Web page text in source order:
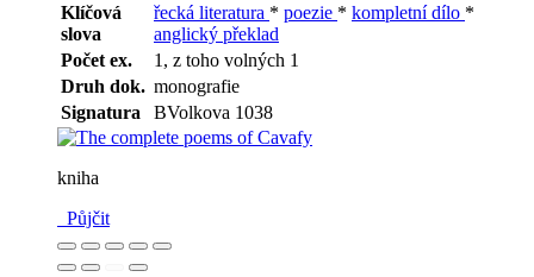
Klíčová
slova
řecká literatura * poezie * kompletní dílo *
anglický překlad
Počet ex.
1, z toho volných 1
Druh dok. monografie
Signatura
BVolkova 1038
kniha
Půjčit